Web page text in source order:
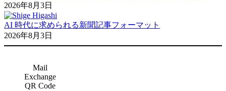
2026年8月3日
AI 時代に求められる新聞記事フォーマット
2026年8月3日
Mail
Exchange
QR Code